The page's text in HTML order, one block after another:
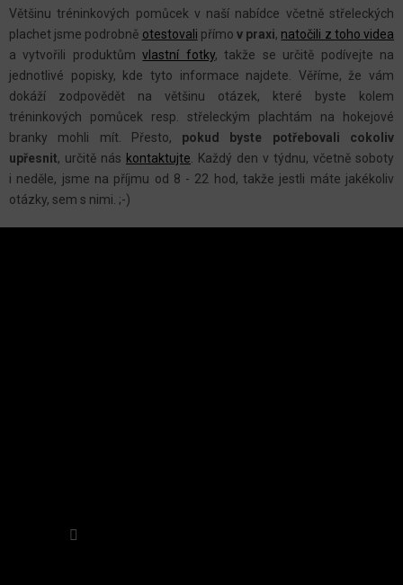
S
U
Většinu tréninkových pomůcek v naší nabídce včetně střeleckých
plachet jsme podrobně otestovali přímov praxi, natočili z toho videa
a vytvořili produktůmvlastní fotky, takže se určitě podívejte na
jednotlivé popisky, kde tyto informace najdete. Věříme, že vám
dokáží zodpovědět na většinu otázek, které byste kolem
tréninkových pomůcek resp. střeleckým plachtám na hokejové
branky mohli mít. Přesto, pokud byste potřebovali cokoliv
upřesnit, určitě nás kontaktujte . Každý den v týdnu, včetně soboty
i neděle, jsme na příjmu od 8 - 22 hod, takže jestli máte jakékoliv
otázky, sem s nimi. ;-)
Z